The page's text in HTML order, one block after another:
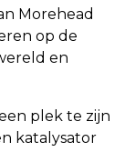
Morehead
op de
en
plek te zijn
katalysator